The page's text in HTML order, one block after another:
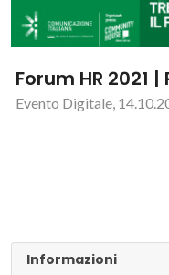
Forum HR 2021
Evento Digitale,
Informazioni